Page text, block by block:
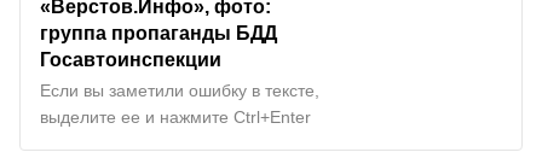
«Верстов.Инфо», фото:
группа пропаганды БДД
Госавтоинспекции
Если вы заметили ошибку в тексте,
выделите ее и нажмите Ctrl+Enter